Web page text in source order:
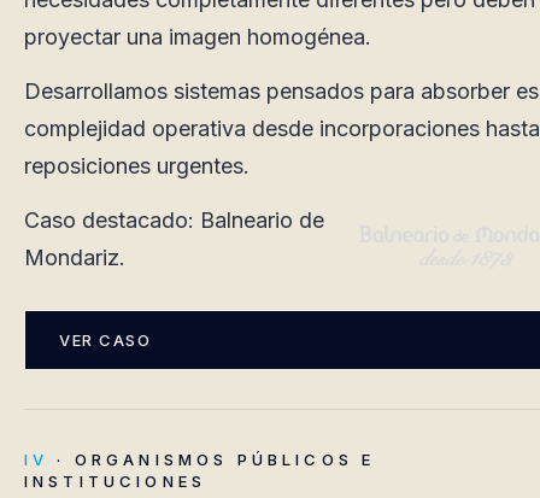
proyectar una imagen homogénea.
Desarrollamos sistemas pensados para absorber
complejidad operativa desde incorporaciones hasta
reposiciones urgentes.
Caso destacado: Balneario de
Mondariz.
VER CASO
IV
· ORGANISMOS PÚBLICOS E
INSTITUCIONES